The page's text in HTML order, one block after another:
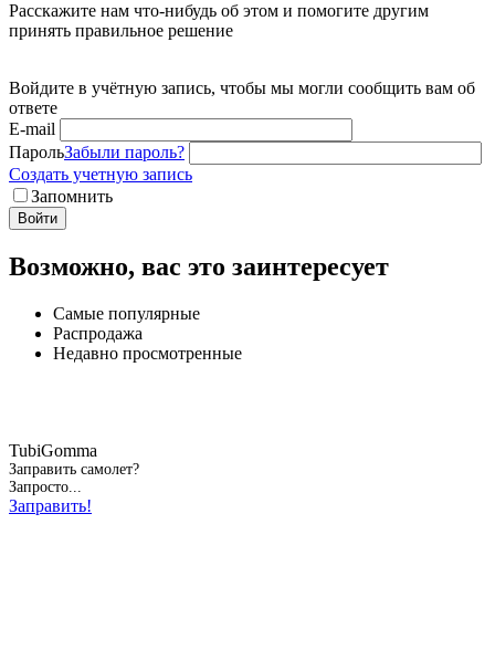
Расскажите нам что-нибудь об этом и помогите другим
принять правильное решение
Войдите в учётную запись, чтобы мы могли сообщить вам об
ответе
E-mail
ПарольЗабыли пароль?
Создать учетную запись
Запомнить
Войти
Возможно, вас это заинтересует
Самые популярные
Распродажа
Недавно просмотренные
TubiGomma
Заправить самолет?
Запросто...
Заправить!